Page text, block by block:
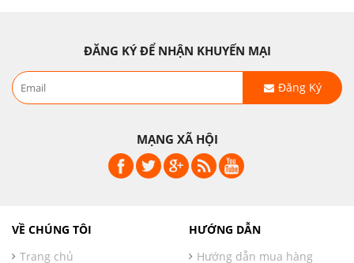
ĐĂNG KÝ ĐỂ NHẬN KHUYẾN MẠI
Đăng Ký
MẠNG XÃ HỘI
VỀ CHÚNG TÔI
Trang chủ
HƯỚNG DẪN
Hướng dẫn mua hàng